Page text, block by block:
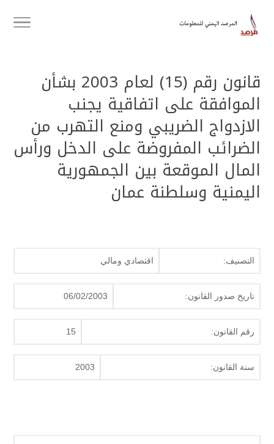
قانون رقم (15) لعام 2003 بشأن
الموافقة على اتفاقية يجنب
الازدواج الضريبي ومنع التهرب من
الضرائب المفروضة على الدخل ورأس
المال الموقعة بين الجمهورية
اليمنية وسلطنة عمان
التصنيف: اقتصادي ومالي
تاريخ صدور القانون: 06/02/2003
رقم القانون: 15
سنة القانون: 2003